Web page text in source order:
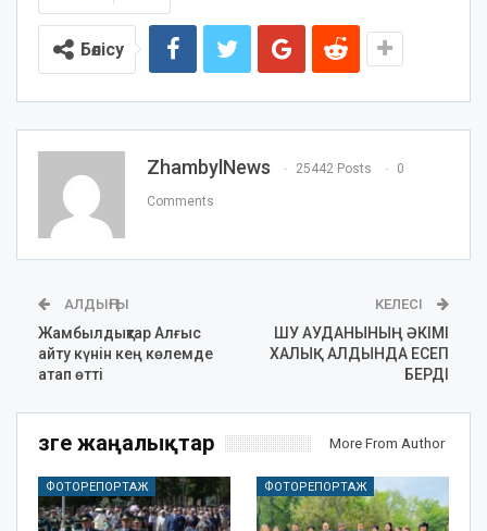
Бөлісу
ZhambylNews 25442 Posts 0
Comments
АЛДЫҢҒЫ
Жамбылдықтар Алғыс
айту күнін кең көлемде
атап өтті
КЕЛЕСІ
ШУ АУДАНЫНЫҢ ӘКІМІ
ХАЛЫҚ АЛДЫНДА ЕСЕП
БЕРДІ
Өзге жаңалықтар More From Author
ФОТОРЕПОРТАЖ ФОТОРЕПОРТАЖ